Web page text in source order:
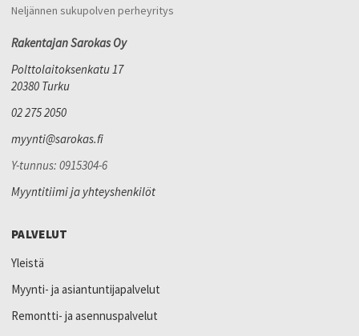
Neljännen sukupolven perheyritys
Rakentajan Sarokas Oy
Polttolaitoksenkatu 17
20380 Turku
02 275 2050
myynti@sarokas.fi
Y-tunnus: 0915304-6
Myyntitiimi ja yhteyshenkilöt
PALVELUT
Yleistä
Myynti- ja asiantuntijapalvelut
Remontti- ja asennuspalvelut